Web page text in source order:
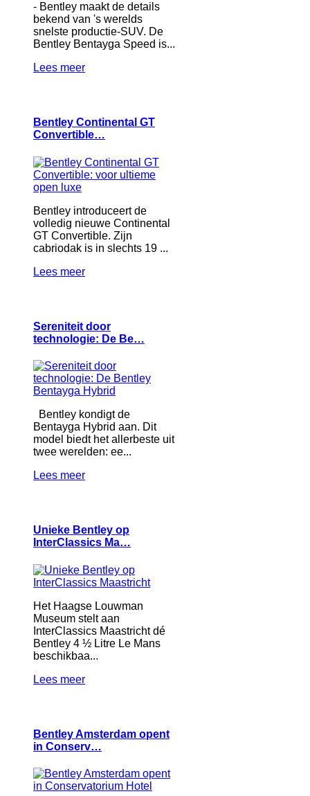
- Bentley maakt de details
bekend van 's werelds
snelste productie-SUV. De
Bentley Bentayga Speed is...
Lees meer
Bentley Continental GT
Convertible…
Bentley introduceert de
volledig nieuwe Continental
GT Convertible. Zijn
cabriodak is in slechts 19 ...
Lees meer
Sereniteit door
technologie: De Be…
Bentley kondigt de
Bentayga Hybrid aan. Dit
model biedt het allerbeste uit
twee werelden: ee...
Lees meer
Unieke Bentley op
InterClassics Ma…
Het Haagse Louwman
Museum stelt aan
InterClassics Maastricht dé
Bentley 4 ½ Litre Le Mans
beschikbaa...
Lees meer
Bentley Amsterdam opent
in Conserv…